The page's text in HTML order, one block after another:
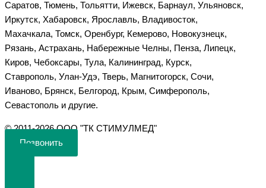
Саратов, Тюмень, Тольятти, Ижевск, Барнаул, Ульяновск,
Иркутск, Хабаровск, Ярославль, Владивосток,
Махачкала, Томск, Оренбург, Кемерово, Новокузнецк,
Рязань, Астрахань, Набережные Челны, Пенза, Липецк,
Киров, Чебоксары, Тула, Калининград, Курск,
Ставрополь, Улан-Удэ, Тверь, Магнитогорск, Сочи,
Иваново, Брянск, Белгород, Крым, Симферополь,
Севастополь и другие.
©️ 2011-2026 ООО "ТК СТИМУЛМЕД"
Позвонить